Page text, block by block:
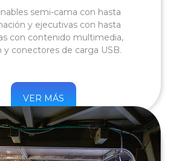
semi-cama con hasta
y ejecutivas con hasta
con contenido multimedia,
y conectores de carga USB.
VER MÁS